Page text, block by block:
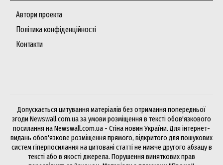
Автори проекта
Політика конфіденційності
Контакти
Допускається цитування матеріалів без отримання попередньої
згоди Newswall.com.ua за умови розміщення в тексті обов'язкового
посилання на Newswall.com.ua - Стіна новин України. Для інтернет-
видань обов'язкове розміщення прямого, відкритого для пошукових
систем гіперпосилання на цитовані статті не нижче другого абзацу в
тексті або в якості джерела. Порушення виняткових прав